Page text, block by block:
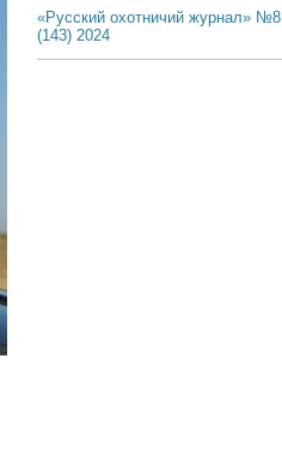
«Русский охотничий журнал» №8
(143) 2024